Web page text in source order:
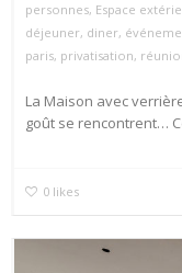
personnes, Espace
déjeuner, diner,
paris, privatisation,
La Maison avec
goût se rencontrent…
0 likes